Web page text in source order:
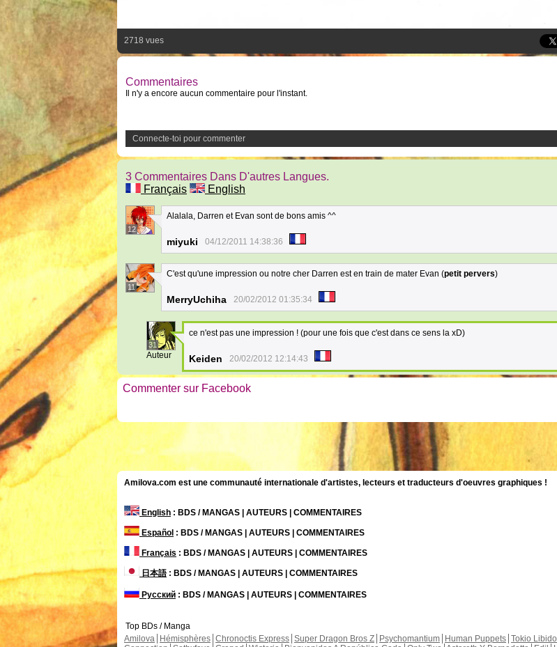
2718 vues
Commentaires
Il n'y a encore aucun commentaire pour l'instant.
Connecte-toi pour commenter
3 Commentaires Dans D'autres Langues.
Français
English
12
Alalala, Darren et Evan sont de bons amis ^^
miyuki 04/12/2011 14:38:36
11
C'est qu'une impression ou notre cher Darren est en train de mater Evan (petit pervers)
MerryUchiha 20/02/2012 01:35:34
31
Auteur
ce n'est pas une impression ! (pour une fois que c'est dans ce sens la xD)
Keiden 20/02/2012 12:14:43
Commenter sur Facebook
Amilova.com est une communauté internationale d'artistes, lecteurs et traducteurs d'oeuvres graphiques !
English : BDS / MANGAS | AUTEURS | COMMENTAIRES
Español : BDS / MANGAS | AUTEURS | COMMENTAIRES
Français : BDS / MANGAS | AUTEURS | COMMENTAIRES
日本語: BDS / MANGAS | AUTEURS | COMMENTAIRES
Русский : BDS / MANGAS | AUTEURS | COMMENTAIRES
Top BDs / Manga
Amilova
Hémisphères Chronoctis Express Super Dragon Bros Z Psychomantium Human Puppets Tokio Libido